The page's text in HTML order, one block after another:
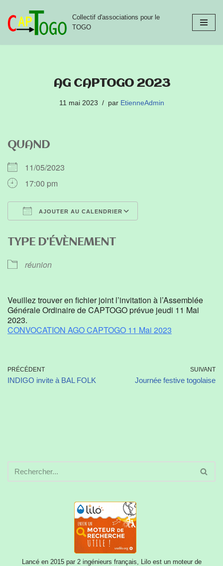
Aller
Collectif d'associations pour le
TOGO
AG CAPTOGO 2023
11 mai 2023 par EtienneAdmin
QUAND
11/05/2023
17:00 pm
AJOUTER AU CALENDRIER
TYPE D’ÉVÈNEMENT
réunion
Veuillez trouver en fichier joint l’invitation à l’Assemblée
Générale Ordinaire de CAPTOGO prévue jeudi 11 Mai
2023.
CONVOCATION AGO CAPTOGO 11 Mai 2023
PRÉCÉDENT
INDIGO invite à BAL FOLK
SUIVANT
Journée festive togolaise
Lancé en 2015 par 2 ingénieurs français, Lilo est un moteur de